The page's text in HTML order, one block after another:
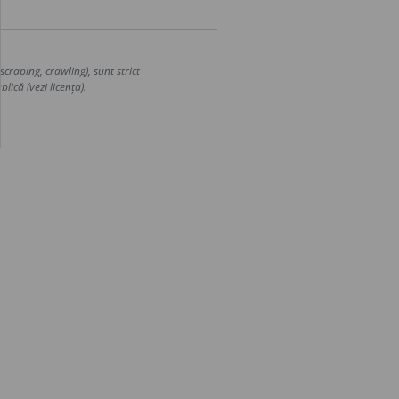
crawling), sunt strict
(vezi licența).